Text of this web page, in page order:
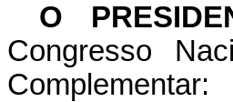
O
Congresso
Complementar: